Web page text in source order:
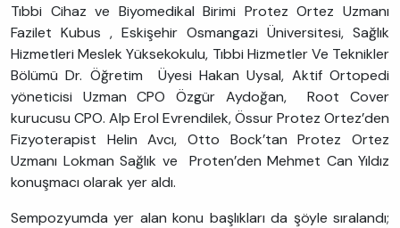
Tıbbi Cihaz ve Biyomedikal Birimi Protez Ortez Uzmanı
Fazilet Kubus , Eskişehir Osmangazi Üniversitesi, Sağlık
Hizmetleri Meslek Yüksekokulu, Tıbbi Hizmetler Ve Teknikler
Bölümü Dr. Öğretim Üyesi Hakan Uysal, Aktif Ortopedi
yöneticisi Uzman CPO Özgür Aydoğan, Root Cover
kurucusu CPO. Alp Erol Evrendilek, Össur Protez Ortez’den
Fizyoterapist Helin Avcı, Otto Bock’tan Protez Ortez
Uzmanı Lokman Sağlık ve Proten’den Mehmet Can Yıldız
konuşmacı olarak yer aldı.
Sempozyumda yer alan konu başlıkları da şöyle sıralandı;